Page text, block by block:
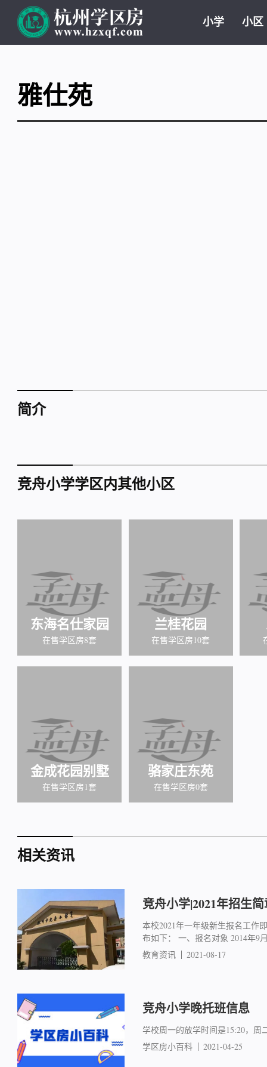
小学 小区
雅仕苑
简介
竞舟小学学区内其他小区
东海名仕家园
在售学区房8套
兰桂花园
在售学区房10套
金成花园别墅
在售学区房1套
骆家庄东苑
在售学区房0套
相关资讯
竞舟小学|2021年招生
本校2021年一年级新生报名工作
布如下： 一、报名对象 2014年9
教育资讯
2021-08-17
竞舟小学晚托班信息
学校周一的放学时间是15:20，周
学区房小百科
2021-04-25